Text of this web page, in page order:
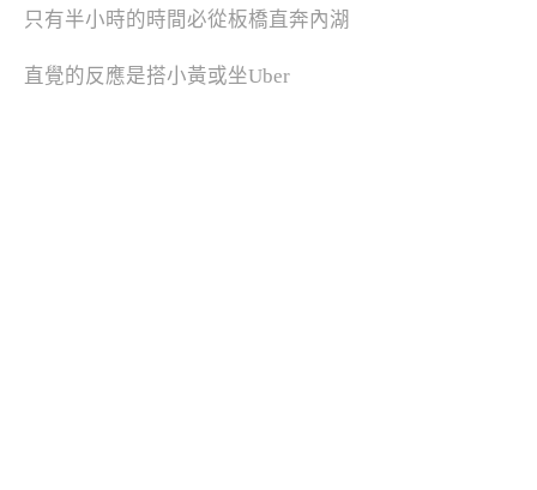
只有半小時的時間必從板橋直奔內湖
直覺的反應是搭小黃或坐Uber